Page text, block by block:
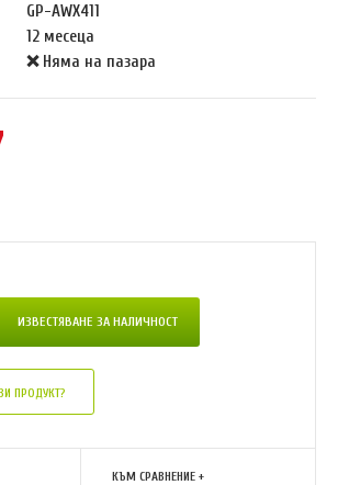
GP-AWX411
12 месеца
❌ Няма на пазара
ПРОДУКТ?
КЪМ СРАВНЕНИЕ +